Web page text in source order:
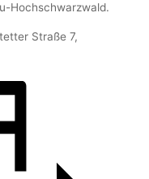
Hochschwarzwald.
Straße 7,